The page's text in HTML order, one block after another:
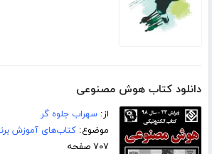
دانلود کتاب هوش مصنوعی
از:سهراب جلوه گر
موضوع:کتاب‌های آموزش
۷۰۷ صفحه